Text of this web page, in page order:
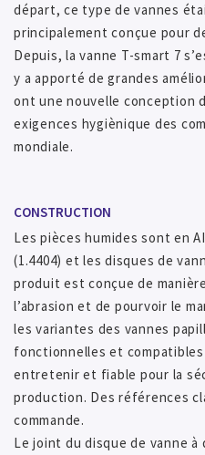
départ, ce type de vannes
principalement conçue pour
Depuis, la vanne T-smart 7
y a apporté de grandes
ont une nouvelle conception
exigences hygiènique des
mondiale.
CONSTRUCTION
Les pièces humides sont en
(1.4404) et les disques de
produit est conçue de
l’abrasion et de pourvoir le
les variantes des vannes
fonctionnelles et compatibles
entretenir et fiable pour la
production. Des références
commande.
Le joint du disque de vanne à